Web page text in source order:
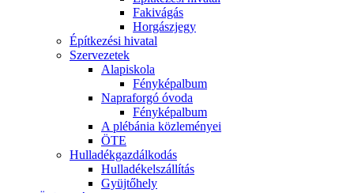
Fakivágás
Horgászjegy
Építkezési hivatal
Szervezetek
Alapiskola
Fényképalbum
Napraforgó óvoda
Fényképalbum
A plébánia közleményei
ÖTE
Hulladékgazdálkodás
Hulladékelszállítás
Gyüjtőhely